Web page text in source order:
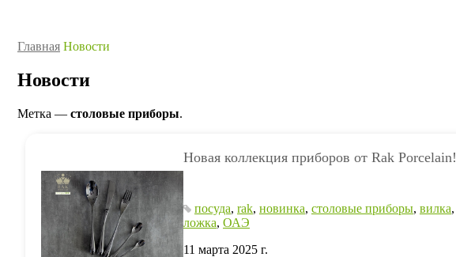
Главная Новости
Новости
Метка — столовые приборы.
Новая коллекция приборов от Rak Porcelain!
посуда, rak, новинка, столовые приборы, вилка,
ложка, ОАЭ
11 марта 2025 г.